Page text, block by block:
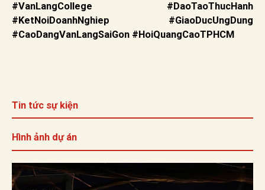
#VanLangCollege #DaoTaoThucHanh
#KetNoiDoanhNghiep #GiaoDucUngDung
#CaoDangVanLangSaiGon #HoiQuangCaoTPHCM
Tin tức sự kiện
Hình ảnh dự án